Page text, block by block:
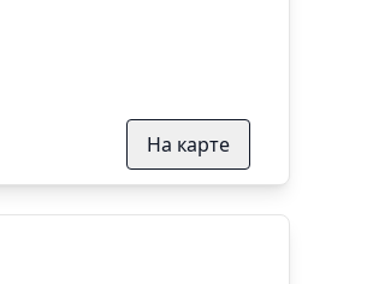
На карте